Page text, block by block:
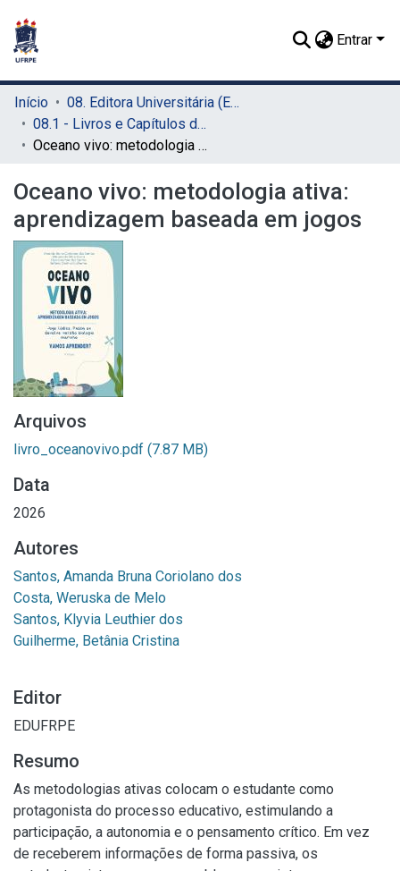
Entrar
Início
08. Editora Universitária (EDUFRPE)
08.1 - Livros e Capítulos de Livros (EDUFRPE)
Oceano vivo: metodologia ativa: aprendizagem baseada em jogos
Oceano vivo: metodologia ativa:
aprendizagem baseada em jogos
Arquivos
livro_oceanovivo.pdf (7.87 MB)
Data
2026
Autores
Santos, Amanda Bruna Coriolano dos
Costa, Weruska de Melo
Santos, Klyvia Leuthier dos
Guilherme, Betânia Cristina
Editor
EDUFRPE
Resumo
As metodologias ativas colocam o estudante como
protagonista do processo educativo, estimulando a
participação, a autonomia e o pensamento crítico. Em vez
de receberem informações de forma passiva, os